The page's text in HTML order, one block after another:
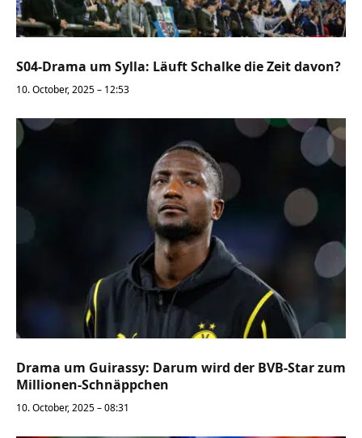
S04-Drama um Sylla: Läuft Schalke die Zeit davon?
10. October, 2025 – 12:53
Drama um Guirassy: Darum wird der BVB-Star zum
Millionen-Schnäppchen
10. October, 2025 – 08:31